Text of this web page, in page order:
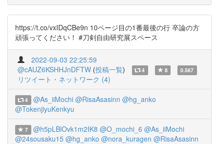
https://t.co/vxIDqCBe9n 10ページ目の1番最後の行 卒論の方
頑張ってください！ #刀剣自由研究展スペース
2022-09-03 22:25:59
@cAUZ6KSHHJnDFTW (投稿一覧) 4 8 0.567
リツイート・ネットワーク (4)
4 @As_iiMochi @RisaAsasinn @hg_anko
@TokenjiyuKenkyu
7 @h5pLBlOvk1m2IK8 @O_mochi_6 @As_iiMochi
@24sousaku15 @hg_anko @nora_kuragen @RisaAsasinn